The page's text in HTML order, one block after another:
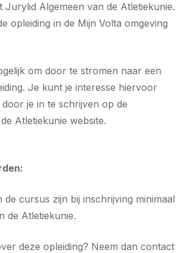
Jurylid Algemeen van de Atletiekunie.
opleiding in de Mijn Volta omgeving
om door te stromen naar een
Je kunt je interesse hiervoor
je in te schrijven op de
Atletiekunie website.
de cursus zijn bij inschrijving minimaal
de Atletiekunie.
deze opleiding? Neem dan contact